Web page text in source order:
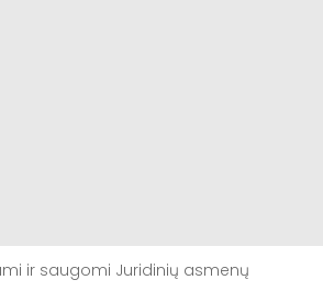
ir saugomi Juridinių asmenų